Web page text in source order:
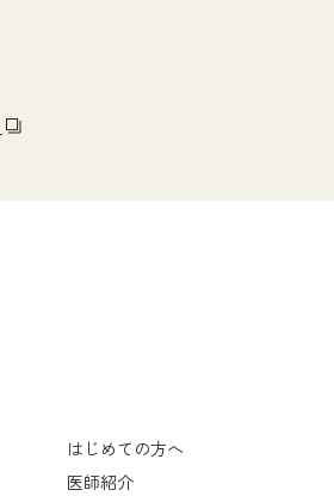
はじめての方へ
医師紹介